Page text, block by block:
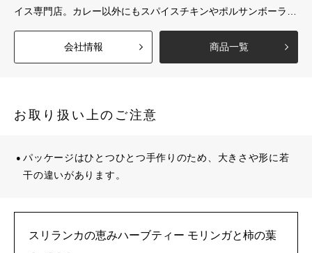
イス専門店。カレー以外にもスパイスチキンやポルサンボーラな
ど、本場の味を再現できるレシピ動画付きのスパイスキットを販
売しています。小麦粉を使わないスパイスカレーは、とろみがな
くサラッとした口当たりで、スパイシーな辛さの中にもしっかり
りに触れるなかで、「スリランカと日本をもっと深くつなぎた
会社情報 商品一覧
お取り扱い上のご注意
パッケージはひとつひとつ手作りのため、大きさや形に若
干の違いがあります。
スリランカの恵みハーブティー モリンガと柿の葉